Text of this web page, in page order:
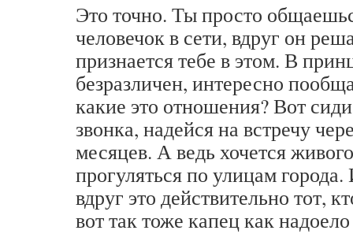
Это точно. Ты просто
человечок в сети, вдруг он
признается тебе в этом. В
безразличен, интересно
какие это отношения? Вот
звонка, надейся на встречу
месяцев. А ведь хочется
прогуляться по улицам города.
вдруг это действительно тот,
вот так тоже капец как